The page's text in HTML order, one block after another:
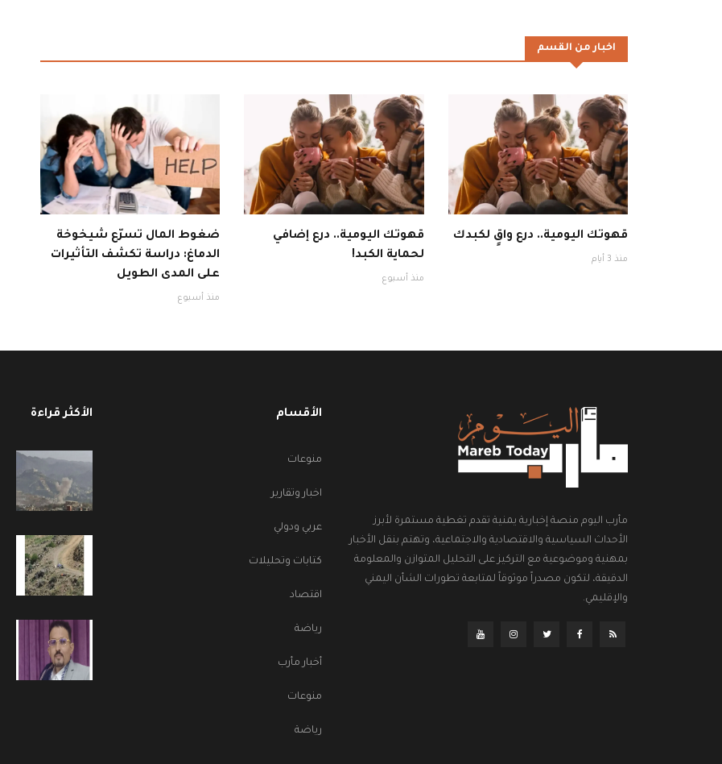
اخبار من القسم
قهوتك اليومية.. درع واقٍ لكبدك
منذ 3 أيام
قهوتك اليومية.. درع إضافي
لحماية الكبد!
منذ أسبوع
ضغوط المال تسرّع شيخوخة
الدماغ: دراسة تكشف التأثيرات
على المدى الطويل
منذ أسبوع
مأرب اليوم منصة إخبارية يمنية تقدم تغطية مستمرة لأبرز
الأحداث السياسية والاقتصادية والاجتماعية، وتهتم بنقل الأخبار
بمهنية وموضوعية مع التركيز على التحليل المتوازن والمعلومة
الدقيقة، لتكون مصدراً موثوقاً لمتابعة تطورات الشأن اليمني
والإقليمي.
الأقسام
منوعات
اخبار وتقارير
عربي ودولي
كتابات وتحليلات
اقتصاد
رياضة
أخبار مأرب
منوعات
رياضة
الأكثر قراءة